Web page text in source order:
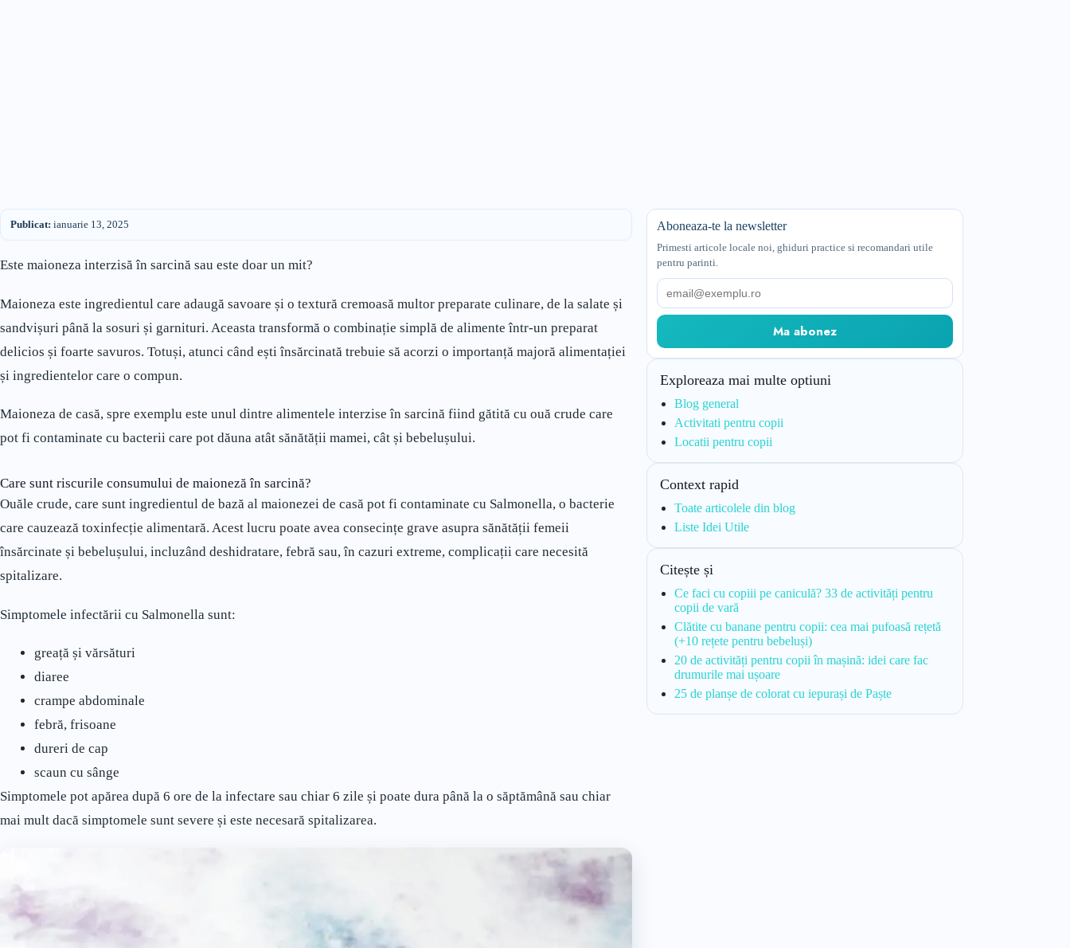
Publicat: ianuarie 13, 2025
Este maioneza interzisă în sarcină sau este doar un mit?
Maioneza este ingredientul care adaugă savoare și o textură cremoasă multor preparate culinare, de la salate și
sandvișuri până la sosuri și garnituri. Aceasta transformă o combinație simplă de alimente într-un preparat
delicios și foarte savuros. Totuși, atunci când ești însărcinată trebuie să acorzi o importanță majoră alimentației
și ingredientelor care o compun.
Maioneza de casă, spre exemplu este unul dintre alimentele interzise în sarcină fiind gătită cu ouă crude care
pot fi contaminate cu bacterii care pot dăuna atât sănătății mamei, cât și bebelușului.
Care sunt riscurile consumului de maioneză în sarcină?
Ouăle crude, care sunt ingredientul de bază al maionezei de casă pot fi contaminate cu Salmonella, o bacterie
care cauzează toxinfecție alimentară. Acest lucru poate avea consecințe grave asupra sănătății femeii
însărcinate și bebelușului, incluzând deshidratare, febră sau, în cazuri extreme, complicații care necesită
spitalizare.
Simptomele infectării cu Salmonella sunt:
greață și vărsături
diaree
crampe abdominale
febră, frisoane
dureri de cap
scaun cu sânge
Simptomele pot apărea după 6 ore de la infectare sau chiar 6 zile și poate dura până la o săptămână sau chiar
mai mult dacă simptomele sunt severe și este necesară spitalizarea.
Aboneaza-te la newsletter
Primesti articole locale noi, ghiduri practice si recomandari utile
pentru parinti.
Email
Ma abonez
Exploreaza mai multe optiuni
Blog general
Activitati pentru copii
Locatii pentru copii
Context rapid
Toate articolele din blog
Liste Idei Utile
Citește și
Ce faci cu copiii pe caniculă? 33 de activități pentru
copii de vară
Clătite cu banane pentru copii: cea mai pufoasă rețetă
(+10 rețete pentru bebeluși)
20 de activități pentru copii în mașină: idei care fac
drumurile mai ușoare
25 de planșe de colorat cu iepurași de Paște